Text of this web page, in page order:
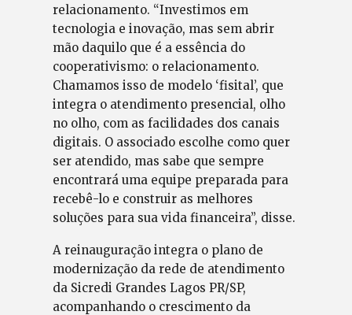
relacionamento. “Investimos em
tecnologia e inovação, mas sem abrir
mão daquilo que é a essência do
cooperativismo: o relacionamento.
Chamamos isso de modelo ‘fisital’, que
integra o atendimento presencial, olho
no olho, com as facilidades dos canais
digitais. O associado escolhe como quer
ser atendido, mas sabe que sempre
encontrará uma equipe preparada para
recebê-lo e construir as melhores
soluções para sua vida financeira”, disse.
A reinauguração integra o plano de
modernização da rede de atendimento
da Sicredi Grandes Lagos PR/SP,
acompanhando o crescimento da